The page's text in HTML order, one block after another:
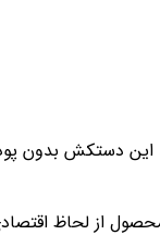
دستکش بدون
از لحاظ